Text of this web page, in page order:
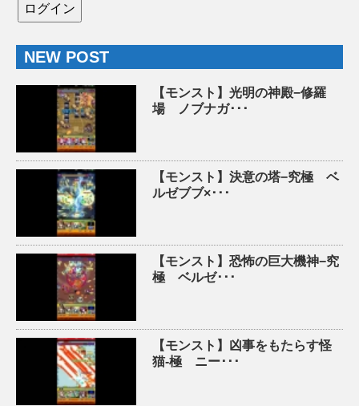
NEW POST
【モンスト】光明の神殿−修羅
場 ノブナガ･･･
【モンスト】決意の塔−究極 ベ
ルゼブブ×･･･
【モンスト】恐怖の巨大機神−究
極 ベルゼ･･･
【モンスト】凶事をもたらす怪
猫-極 ニー･･･